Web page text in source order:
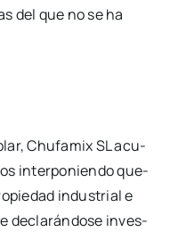
del que no se ha
Chu­fa­mix SL acu­
inter­po­nien­do que­
indus­trial e
decla­rán­do­se inves­